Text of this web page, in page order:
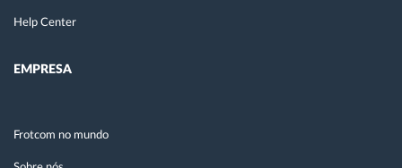
Help Center
EMPRESA
Frotcom no mundo